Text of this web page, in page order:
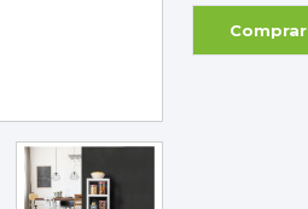
Comprar